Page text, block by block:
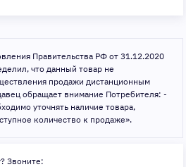
Правительства РФ от 31.12.2020
что данный товар не
продажи дистанционным
обращает внимание Потребителя: -
уточнять наличие товара,
количество к продаже».
Звоните: